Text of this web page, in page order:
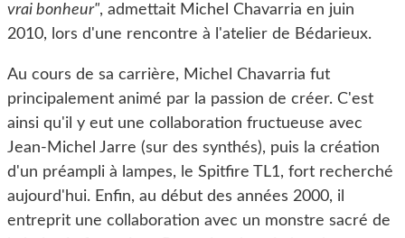
vrai bonheur", admettait Michel Chavarria en juin
2010, lors d'une rencontre à l'atelier de Bédarieux.
Au cours de sa carrière, Michel Chavarria fut
principalement animé par la passion de créer. C'est
ainsi qu'il y eut une collaboration fructueuse avec
Jean-Michel Jarre (sur des synthés), puis la création
d'un préampli à lampes, le Spitfire TL1, fort recherché
aujourd'hui. Enfin, au début des années 2000, il
entreprit une collaboration avec un monstre sacré de